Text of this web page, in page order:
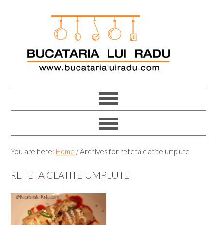
You are here: Home /Archives for reteta clatite umplute
RETETA CLATITE UMPLUTE